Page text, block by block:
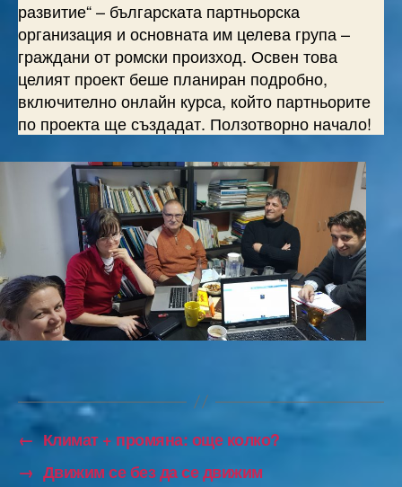
развитие“ – българската партньорска
организация и основната им целева група –
граждани от ромски произход. Освен това
целият проект беше планиран подробно,
включително онлайн курса, който партньорите
по проекта ще създадат. Ползотворно начало!
← Климат + промяна: още колко?
→ Движим се без да се движим